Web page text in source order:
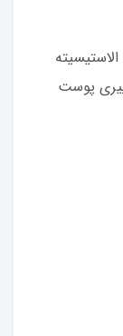
پوست